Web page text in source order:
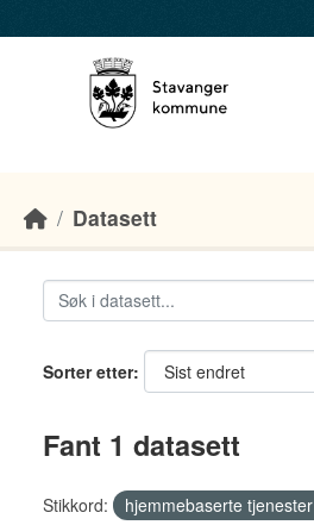
Datasett
Sorter etter
Fant 1 datasett
Stikkord: hjemmebaserte tjenester